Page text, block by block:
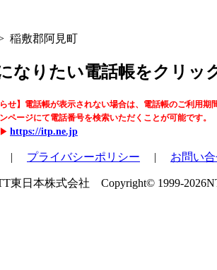
稲敷郡阿見町
なりたい電話帳をクリッ
せ】電話帳が表示されない場合は、電話帳のご利用期
ページにて電話番号を検索いただくことが可能です。
▶ https://itp.ne.jp
| プライバシーポリシー | お問い
東日本株式会社 Copyright© 1999-